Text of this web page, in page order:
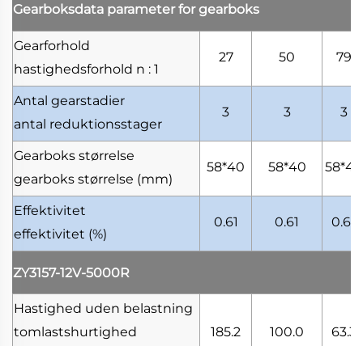
Gearboksdata parameter for gearboks
Gearforhold
hastighedsforhold n : 1
27 50 79
Antal gearstadier
antal reduktionsstager
3 3 3
Gearboks størrelse
gearboks størrelse (mm)
58*40 58*40 58*40
Effektivitet
effektivitet (%)
0.61 0.61 0.61
ZY3157-12V-5000R
Hastighed uden belastning
tomlastshurtighed
185.2 100.0 63.3